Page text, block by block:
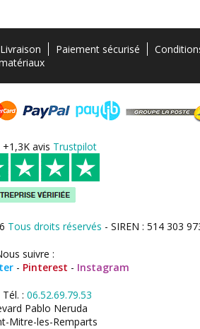
Livraison Paiement sécurisé
avis Trustpilot
Tous droits réservés - SIREN : 514 303
suivre :
- Pinterest - Instagram
: 06.52.69.79.53
Pablo Neruda
Mitre-les-Remparts